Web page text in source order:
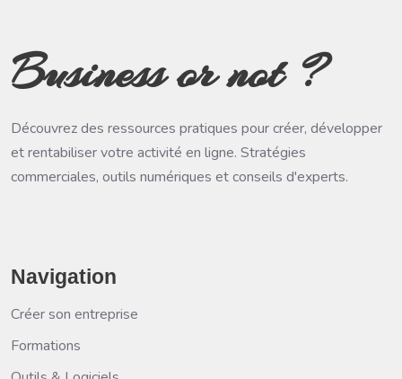
Business or not ?
Découvrez des ressources pratiques pour créer, développer
et rentabiliser votre activité en ligne. Stratégies
commerciales, outils numériques et conseils d'experts.
Navigation
Créer son entreprise
Formations